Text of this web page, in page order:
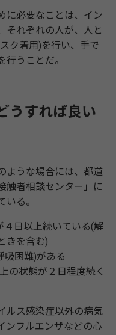
に必要なことは、イン
それぞれの人が、人と
ク着用)を行い、手で
うことだ。
うすれば良い
ような場合には、都道
触者相談センター」に
る。
４日以上続いている(解
きを含む)
吸困難)がある
の状態が２日程度続く
ルス感染症以外の病気
ンフルエンザなどの心